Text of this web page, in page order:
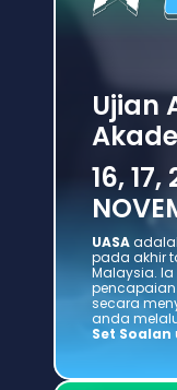
Ujian
16,
UASA
pada akhir
Malaysia.
secara
anda
Set Soalan